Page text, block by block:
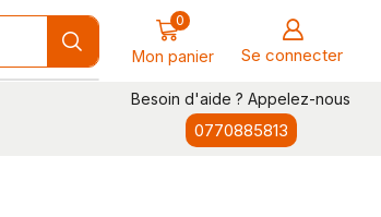
0
Mon panier Se connecter
Besoin d'aide ? Appelez-nous
0770885813